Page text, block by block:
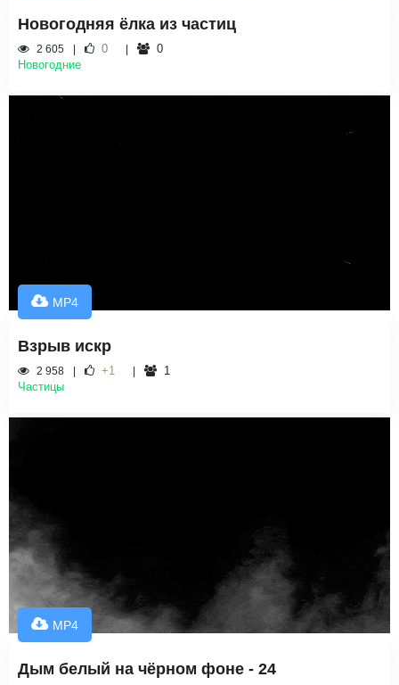
Новогодняя ёлка из частиц
2 605 0
0
Новогодние
MP4
Взрыв искр
2 958 +1
1
Частицы
MP4
Дым белый на чёрном фоне - 24